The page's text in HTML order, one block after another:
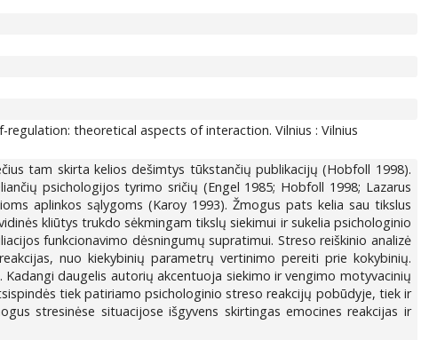
regulation: theoretical aspects of interaction. Vilnius : Vilnius
tam skirta kelios dešimtys tūkstančių publikacijų (Hobfoll 1998).
psichologijos tyrimo sričių (Engel 1985; Hobfoll 1998; Lazarus
aplinkos sąlygoms (Karoy 1993). Žmogus pats kelia sau tikslus
kliūtys trukdo sėkmingam tikslų siekimui ir sukelia psichologinio
funkcionavimo dėsningumų supratimui. Streso reiškinio analizė
nuo kiekybinių parametrų vertinimo pereiti prie kokybinių.
daugelis autorių akcentuoja siekimo ir vengimo motyvacinių
tiek patiriamo psichologinio streso reakcijų pobūdyje, tiek ir
stresinėse situacijose išgyvens skirtingas emocines reakcijas ir